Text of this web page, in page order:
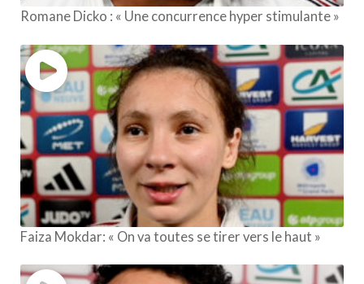
Romane Dicko : « Une concurrence hyper stimulante »
Faiza Mokdar: « On va toutes se tirer vers le haut »